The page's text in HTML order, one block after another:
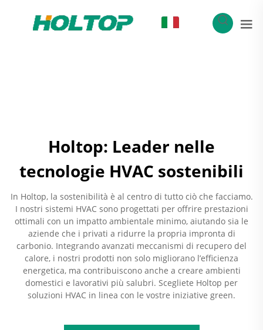
Holtop: Leader nelle
tecnologie HVAC sostenibili
In Holtop, la sostenibilità è al centro di tutto ciò che facciamo.
I nostri sistemi HVAC sono progettati per offrire prestazioni
ottimali con un impatto ambientale minimo, aiutando sia le
aziende che i privati a ridurre la propria impronta di
carbonio. Integrando avanzati meccanismi di recupero del
calore, i nostri prodotti non solo migliorano l’efficienza
energetica, ma contribuiscono anche a creare ambienti
domestici e lavorativi più salubri. Scegliete Holtop per
soluzioni HVAC in linea con le vostre iniziative green.